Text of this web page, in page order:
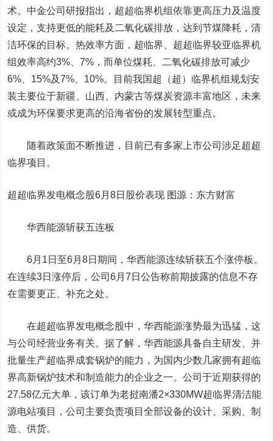
术。 中金公司研报指出，超超临界机组依靠更高压力及温度
设定，支持更低的能耗及二氧化碳排放，达到节煤降耗，清
洁环保的目标。热效率方面，超临界、超超临界较亚临界机
组效率高约3%、7%，而单位煤耗、二氧化碳排放可减少
6%、15%及7%、10%。目前我国超（超）临界机组规划安
装主要位于新疆、山西、内蒙古等煤炭资源丰富地区，未来
或成为环保要求更高的沿海省份的发展转型重点。
随着政策面不断推进，目前已有多家上市公司涉足超超
临界项目。
超超临界发电概念股6月8日股价表现 图源：东方财富
华西能源斩获五连板
6月1日至6月8日期间，华西能源连续斩获五个涨停板。
在连续3日涨停后，公司6月7日公告称前期披露的信息不存
在需要更正、补充之处。
在超超临界发电概念股中，华西能源涨势最为迅猛，这
与公司经营业务有关。据了解，华西能源具备自主研发、并
批量生产超临界成套锅炉的能力，为国内少数几家拥有超临
界高新锅炉技术和制造能力的企业之一。公司于近期获得的
27.58亿元大单，该订单为老挝南潘2×330MW超临界清洁能
源电站项目，公司主要负责项目全部设备的设计、采购、制
造、供货。